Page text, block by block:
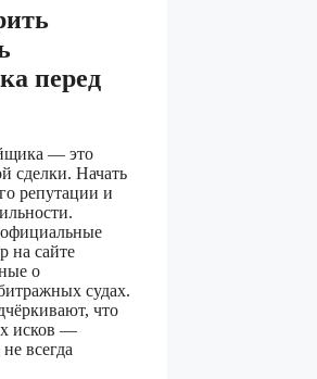
перед
— это
сделки. Начать
репутации и
на сайте
о
судах.
что
исков —
всегда